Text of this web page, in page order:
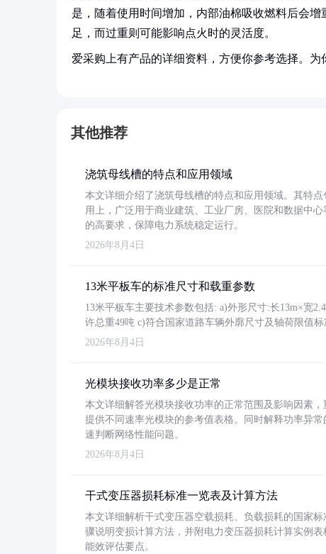
是，随着使用时间增加，内部油棉吸收燃料后会
足，而过重则可能影响点火时的灵活度。
爱采购上有产品的详细资料，方便你参考选择。为
其他推荐
浇筑母线槽的特点和应用领域
本文详细介绍了浇筑母线槽的特点和应用领域。其特
用上，广泛用于商业建筑、工业厂房、医院和数据中
的高要求，保障电力系统稳定运行。
2026年8月4日
13米平板车的标准尺寸和载重参数
13米平板车主要技术参数包括: a)外形尺寸:长13m×宽
许总重49吨 c)符合国家道路车辆外廓尺寸及轴荷限值标
2026年8月4日
光模块接收功率多少是正常
本文详细解答光模块接收功率的正常范围及影响因素
提供不同速率光模块的参考值表格。同时解释功率异
速判断网络性能问题。
2026年8月4日
干式变压器损耗标准一览表及计算方法
本文详细解析干式变压器空载损耗、负载损耗的国家
骤说明变损计算方法，并附电力变压器损耗计算实例
能效评估要点。